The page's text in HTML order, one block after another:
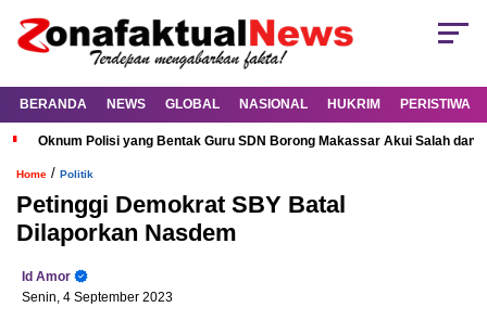
BERANDA NEWS GLOBAL NASIONAL HUKRIM PERISTIWA
Oknum Polisi yang Bentak Guru SDN Borong Makassar Akui Salah dan
Home / Politik
Petinggi Demokrat SBY Batal
Dilaporkan Nasdem
Id Amor
Senin, 4 September 2023